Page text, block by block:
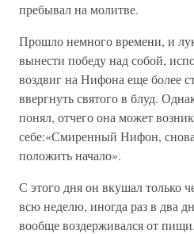
пребывал на молитве.
Прошло немного времени, и
вынести победу над собой,
воздвиг на Нифона еще более
ввергнуть святого в блуд.
понял, отчего она может
себе:«Смиренный Нифон, снова
положить начало».
С этого дня он вкушал только
всю неделю, иногда раз в два
вообще воздерживался от